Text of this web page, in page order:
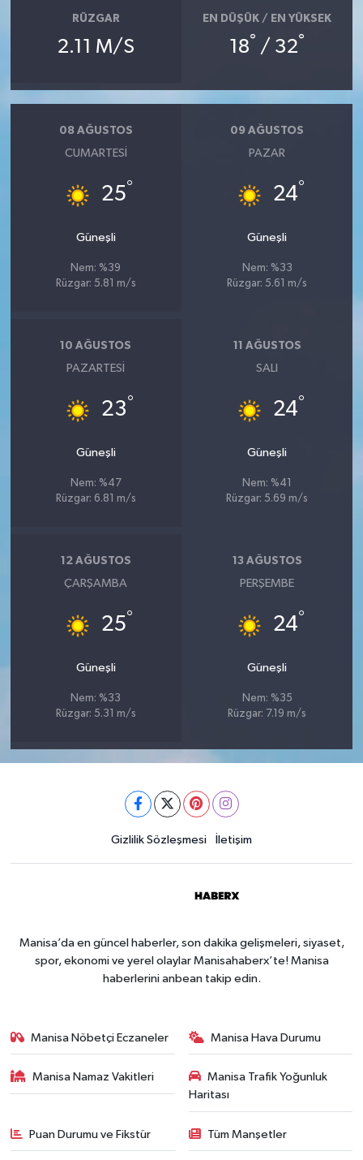
RÜZGAR
2.11 M/S
EN DÜŞÜK / EN YÜKSEK
18° / 32°
08 AĞUSTOS
CUMARTESI
25°
Güneşli
Nem: %39
Rüzgar: 5.81 m/s
09 AĞUSTOS
PAZAR
24°
Güneşli
Nem: %33
Rüzgar: 5.61 m/s
10 AĞUSTOS
PAZARTESI
23°
Güneşli
Nem: %47
Rüzgar: 6.81 m/s
11 AĞUSTOS
SALI
24°
Güneşli
Nem: %41
Rüzgar: 5.69 m/s
12 AĞUSTOS
ÇARŞAMBA
25°
Güneşli
Nem: %33
Rüzgar: 5.31 m/s
13 AĞUSTOS
PERŞEMBE
24°
Güneşli
Nem: %35
Rüzgar: 7.19 m/s
Gizlilik Sözleşmesi İletişim
Manisa’da en güncel haberler, son dakika gelişmeleri, siyaset,
spor, ekonomi ve yerel olaylar Manisahaberx’te! Manisa
haberlerini anbean takip edin.
Manisa Nöbetçi Eczaneler Manisa Hava Durumu
Manisa Namaz Vakitleri
Manisa Trafik Yoğunluk
Haritası
Puan Durumu ve Fikstür Tüm Manşetler